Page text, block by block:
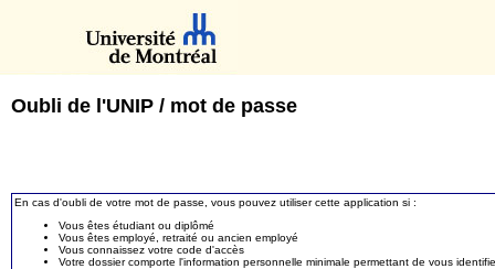
Oubli de l'UNIP / mot de passe
En cas d'oubli de votre mot de passe, vous pouvez utiliser cette application si :
Vous êtes étudiant ou diplômé
Vous êtes employé, retraité ou ancien employé
Vous connaissez votre code d'accès
Votre dossier comporte l'information personnelle minimale permettant de vous